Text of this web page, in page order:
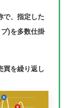
で、指定した
)を多数仕掛
買を繰り返し